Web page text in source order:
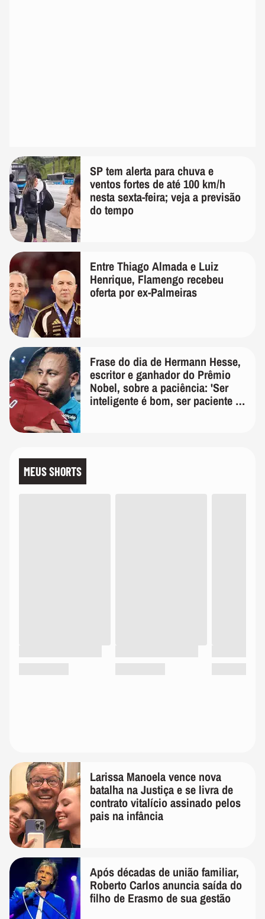
SP tem alerta para chuva e
ventos fortes de até 100 km/h
nesta sexta-feira; veja a previsão
do tempo
Entre Thiago Almada e Luiz
Henrique, Flamengo recebeu
oferta por ex-Palmeiras
Frase do dia de Hermann Hesse,
escritor e ganhador do Prêmio
Nobel, sobre a paciência: 'Ser
inteligente é bom, ser paciente é
MEUS SHORTS
Larissa Manoela vence nova
batalha na Justiça e se livra de
contrato vitalício assinado pelos
pais na infância
Após décadas de união familiar,
Roberto Carlos anuncia saída do
filho de Erasmo de sua gestão